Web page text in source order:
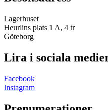
Lagerhuset
Heurlins plats 1 A, 4 tr
Göteborg
Lira i sociala
Facebook
Instagram